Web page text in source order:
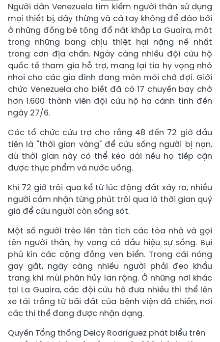
Người dân Venezuela tìm kiếm người thân sử dụng
mọi thiết bị, dây thừng và cả tay không để đào bới
ở những đống bê tông đổ nát khắp La Guaira, một
trong những bang chịu thiệt hại nặng nề nhất
trong cơn địa chấn. Ngày càng nhiều đội cứu hộ
quốc tế tham gia hỗ trợ, mang lại tia hy vọng nhỏ
nhoi cho các gia đình đang mòn mỏi chờ đợi. Giới
chức Venezuela cho biết đã có 17 chuyến bay chở
hơn 1.600 thành viên đội cứu hộ hạ cánh tính đến
ngày 27/6.
Các tổ chức cứu trợ cho rằng 48 đến 72 giờ đầu
tiên là "thời gian vàng" để cứu sống người bị nạn,
dù thời gian này có thể kéo dài nếu họ tiếp cận
được thực phẩm và nước uống.
Khi 72 giờ trôi qua kể từ lúc động đất xảy ra, nhiều
người cảm nhận từng phút trôi qua là thời gian quý
giá để cứu người còn sống sót.
Một số người trèo lên tàn tích các tòa nhà và gọi
tên người thân, hy vọng có dấu hiệu sự sống. Bụi
phủ kín các cộng đồng ven biển. Trong cái nóng
gay gắt, ngày càng nhiều người phải đeo khẩu
trang khi mùi phân hủy lan rộng. Ở những nơi khác
tại La Guaira, các đội cứu hộ đưa nhiều thi thể lên
xe tải trắng từ bãi đất của bệnh viện dã chiến, nơi
các thi thể đang được nhận dạng.
Quyền Tổng thống Delcy Rodríguez phát biểu trên